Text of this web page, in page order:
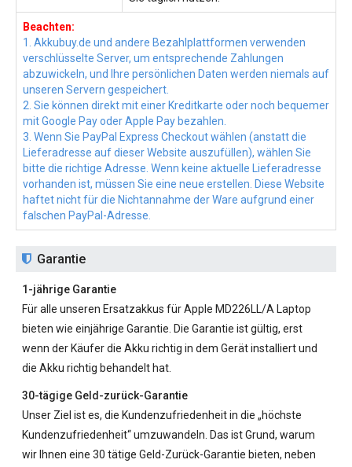
Beachten:
1. Akkubuy.de und andere Bezahlplattformen verwenden
verschlüsselte Server, um entsprechende Zahlungen
abzuwickeln, und Ihre persönlichen Daten werden niemals auf
unseren Servern gespeichert.
2. Sie können direkt mit einer Kreditkarte oder noch bequemer
mit Google Pay oder Apple Pay bezahlen.
3. Wenn Sie PayPal Express Checkout wählen (anstatt die
Lieferadresse auf dieser Website auszufüllen), wählen Sie
bitte die richtige Adresse. Wenn keine aktuelle Lieferadresse
vorhanden ist, müssen Sie eine neue erstellen. Diese Website
haftet nicht für die Nichtannahme der Ware aufgrund einer
falschen PayPal-Adresse.
Garantie
1-jährige Garantie
Für alle unseren Ersatzakkus für Apple MD226LL/A Laptop
bieten wie einjährige Garantie. Die Garantie ist gültig, erst
wenn der Käufer die Akku richtig in dem Gerät installiert und
die Akku richtig behandelt hat.
30-tägige Geld-zurück-Garantie
Unser Ziel ist es, die Kundenzufriedenheit in die „höchste
Kundenzufriedenheit“ umzuwandeln. Das ist Grund, warum
wir Ihnen eine 30 tätige Geld-Zurück-Garantie bieten, neben